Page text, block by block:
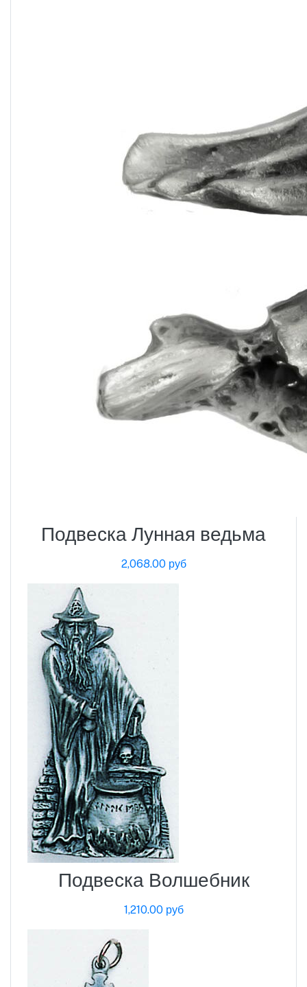
Подвеска Лунная ведьма
2,068.00 руб
Подвеска Волшебник
1,210.00 руб